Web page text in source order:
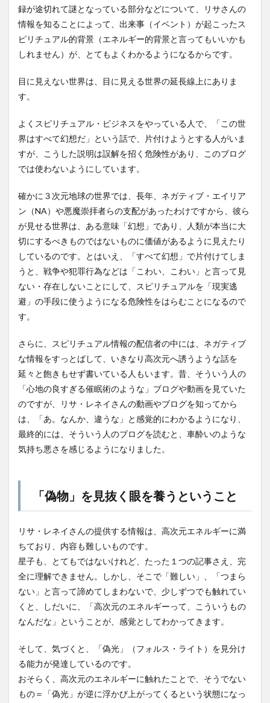
録が途切れて謎となっている部分などについて、リサさんの
情報を知ることによって、出来事（イベント）が起こったス
ピリチュアル的背景（エネルギー的背景と言ってもいいかも
しれません）が、とてもよくわかるようになるからです。
目に見えない世界は、目に見える世界の延長線上にありま
す。
よくスピリチュアル・ビジネスをやっている人で、「この世
界はすべて幻想だ」という話で、片付けようとする人がいま
すが、こうした説明は誤解を招く危険性があり、このブログ
では使わないようにしています。
確かに３次元地球の世界では、長年、ネガティブ・エイリア
ン（NA）や悪魔崇拝者らの支配があったわけですから、彼ら
が見せる世界は、ある意味「幻想」であり、人類が本当に大
切にするべきものではないものに価値があるように見えたり
しているのです。とはいえ、「すべて幻想」で片付けてしま
うと、戦争や犯罪行為などは「こわい、こわい」と言って見
ない・存在しないことにして、スピリチュアルを「現実逃
避」の手段に使うようになる危険性をはらむことになるので
す。
さらに、スピリチュアル情報の配信者の中には、ネガティブ
な情報をすっとばして、いきなり高次元へ誘うような話を
延々と飽きもせず書いている人もいます。昔、そういう人の
「心地の良すぎる催眠術のような」ブログや動画を見ていた
のですが、リサ・レネイさんの動画やブログを知ってから
は、「あ。なんか、違うな」と感覚的にわかるようになり、
最終的には、そういう人のブログを読むと、車酔いのような
気持ち悪さを感じるようになりました。
「偽物」を見抜く眼を養うということ
リサ・レネイさんの提供する情報は、高次元エネルギーに満
ちており、内容も難しいものです。
星子も、とてもではないけれど、たった１つの記事さえ、完
全に理解できません。しかし、そこで「難しい」、「つまら
ない」と言って諦めてしまわないで、少しずつでも触れてい
くと、しだいに、「高次元のエネルギーって、こういうもの
なんだな」ということが、感覚としてわかってきます。
そして、気づくと、「偽光」（フォルス・ライト）を見分け
る能力が発達しているのです。
おそらく、高次元のエネルギーに触れたことで、そうでない
もの＝「偽光」が逆に浮かび上がってくるという状態になっ